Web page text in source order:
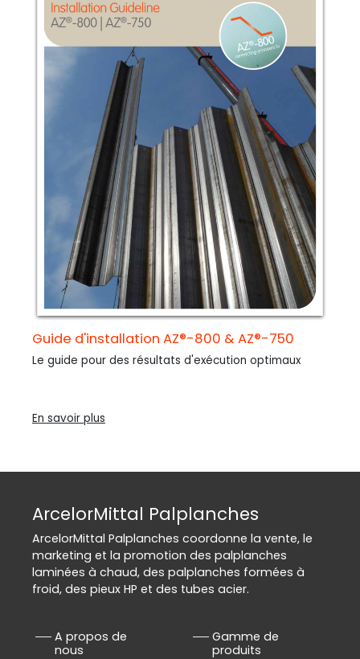
Guide d'installation AZ®-800 & AZ®-750
Le guide pour des résultats d'exécution optimaux
En savoir plus
ArcelorMittal Palplanches
ArcelorMittal Palplanches coordonne la vente, le
marketing et la promotion des palplanches
laminées à chaud, des palplanches formées à
froid, des pieux HP et des tubes acier.
A propos de
nous
Gamme de
produits